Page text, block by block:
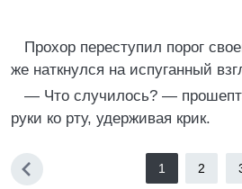
Прохор переступил порог
же наткнулся на испуганный
— Что случилось? —
руки ко рту, удерживая крик.
1 2